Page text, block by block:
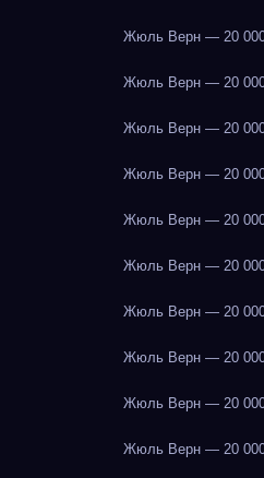
Жюль Верн — 20
Жюль Верн — 20
Жюль Верн — 20
Жюль Верн — 20
Жюль Верн — 20
Жюль Верн — 20
Жюль Верн — 20
Жюль Верн — 20
Жюль Верн — 20
Жюль Верн — 20